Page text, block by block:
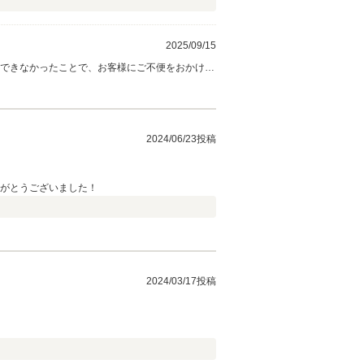
2025/09/15
2024/06/23投稿
とうございました！
2024/03/17投稿